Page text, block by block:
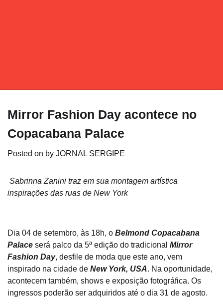
Mirror Fashion Day acontece no
Copacabana Palace
Posted on by JORNAL SERGIPE
Sabrinna Zanini traz em sua montagem artística
inspirações das ruas de New York
Dia 04 de setembro, às 18h, o Belmond Copacabana
Palace será palco da 5ª edição do tradicional Mirror
Fashion Day, desfile de moda que este ano, vem
inspirado na cidade de New York, USA. Na oportunidade,
acontecem também, shows e exposição fotográfica. Os
ingressos poderão ser adquiridos até o dia 31 de agosto.